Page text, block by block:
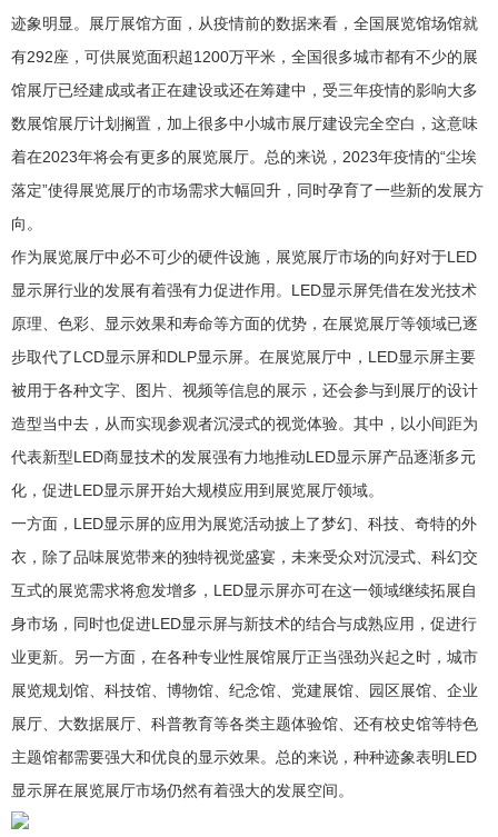
迹象明显。展厅展馆方面，从疫情前的数据来看，全国展览馆场馆就
有292座，可供展览面积超1200万平米，全国很多城市都有不少的展
馆展厅已经建成或者正在建设或还在筹建中，受三年疫情的影响大多
数展馆展厅计划搁置，加上很多中小城市展厅建设完全空白，这意味
着在2023年将会有更多的展览展厅。总的来说，2023年疫情的“尘埃
落定”使得展览展厅的市场需求大幅回升，同时孕育了一些新的发展方
向。
作为展览展厅中必不可少的硬件设施，展览展厅市场的向好对于LED
显示屏行业的发展有着强有力促进作用。LED显示屏凭借在发光技术
原理、色彩、显示效果和寿命等方面的优势，在展览展厅等领域已逐
步取代了LCD显示屏和DLP显示屏。在展览展厅中，LED显示屏主要
被用于各种文字、图片、视频等信息的展示，还会参与到展厅的设计
造型当中去，从而实现参观者沉浸式的视觉体验。其中，以小间距为
代表新型LED商显技术的发展强有力地推动LED显示屏产品逐渐多元
化，促进LED显示屏开始大规模应用到展览展厅领域。
一方面，LED显示屏的应用为展览活动披上了梦幻、科技、奇特的外
衣，除了品味展览带来的独特视觉盛宴，未来受众对沉浸式、科幻交
互式的展览需求将愈发增多，LED显示屏亦可在这一领域继续拓展自
身市场，同时也促进LED显示屏与新技术的结合与成熟应用，促进行
业更新。另一方面，在各种专业性展馆展厅正当强劲兴起之时，城市
展览规划馆、科技馆、博物馆、纪念馆、党建展馆、园区展馆、企业
展厅、大数据展厅、科普教育等各类主题体验馆、还有校史馆等特色
主题馆都需要强大和优良的显示效果。总的来说，种种迹象表明LED
显示屏在展览展厅市场仍然有着强大的发展空间。